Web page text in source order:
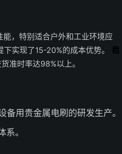
，特别适合户外和工业环境应
实现了15-20%的成本优势。 稳
准时率达98%以上。
用贵金属电刷的研发生产。
。